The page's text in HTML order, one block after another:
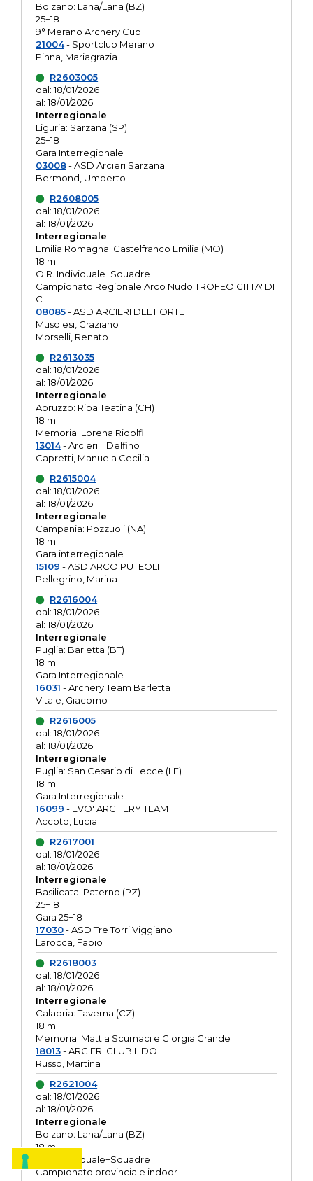
Bolzano: Lana/Lana (BZ)
25+18
9° Merano Archery Cup
21004- Sportclub Merano
Pinna, Mariagrazia
R2603005
dal: 18/01/2026
al: 18/01/2026
Interregionale
Liguria: Sarzana (SP)
25+18
Gara Interregionale
03008- ASD Arcieri Sarzana
Bermond, Umberto
R2608005
dal: 18/01/2026
al: 18/01/2026
Interregionale
Emilia Romagna: Castelfranco Emilia (MO)
18 m
O.R. Individuale+Squadre
Campionato Regionale Arco Nudo TROFEO CITTA' DI
C
08085- ASD ARCIERI DEL FORTE
Musolesi, Graziano
Morselli, Renato
R2613035
dal: 18/01/2026
al: 18/01/2026
Interregionale
Abruzzo: Ripa Teatina (CH)
18 m
Memorial Lorena Ridolfi
13014- Arcieri Il Delfino
Capretti, Manuela Cecilia
R2615004
dal: 18/01/2026
al: 18/01/2026
Interregionale
Campania: Pozzuoli (NA)
18 m
Gara interregionale
15109 - ASD ARCO PUTEOLI
Pellegrino, Marina
R2616004
dal: 18/01/2026
al: 18/01/2026
Interregionale
Puglia: Barletta (BT)
18 m
Gara Interregionale
16031 - Archery Team Barletta
Vitale, Giacomo
R2616005
dal: 18/01/2026
al: 18/01/2026
Interregionale
Puglia: San Cesario di Lecce (LE)
18 m
Gara Interregionale
16099 - EVO' ARCHERY TEAM
Accoto, Lucia
R2617001
dal: 18/01/2026
al: 18/01/2026
Interregionale
Basilicata: Paterno (PZ)
25+18
Gara 25+18
17030- ASD Tre Torri Viggiano
Larocca, Fabio
R2618003
dal: 18/01/2026
al: 18/01/2026
Interregionale
Calabria: Taverna (CZ)
18 m
Memorial Mattia Scumaci e Giorgia Grande
18013- ARCIERI CLUB LIDO
Russo, Martina
R2621004
dal: 18/01/2026
al: 18/01/2026
Interregionale
Bolzano: Lana/Lana (BZ)
18 m
O.R. Individuale+Squadre
Campionato provinciale indoor